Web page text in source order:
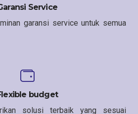
Service
garansi service untuk semua
budget
solusi terbaik yang sesuai